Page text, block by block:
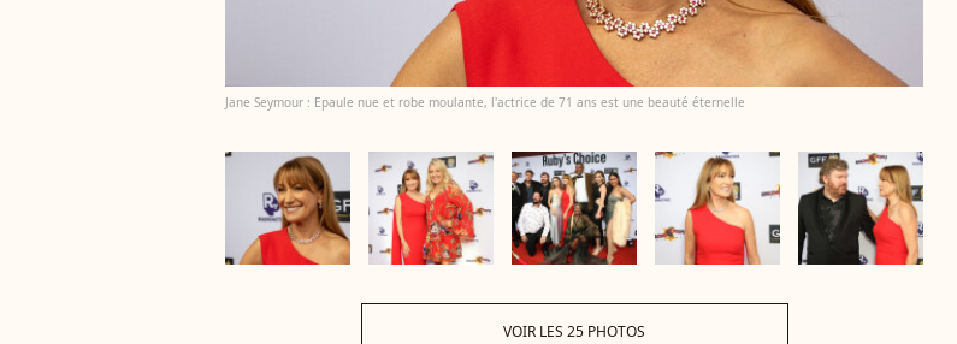
Jane Seymour : Epaule nue et robe moulante, l'actrice de 71 ans est une beauté éternelle
VOIR LES 25 PHOTOS